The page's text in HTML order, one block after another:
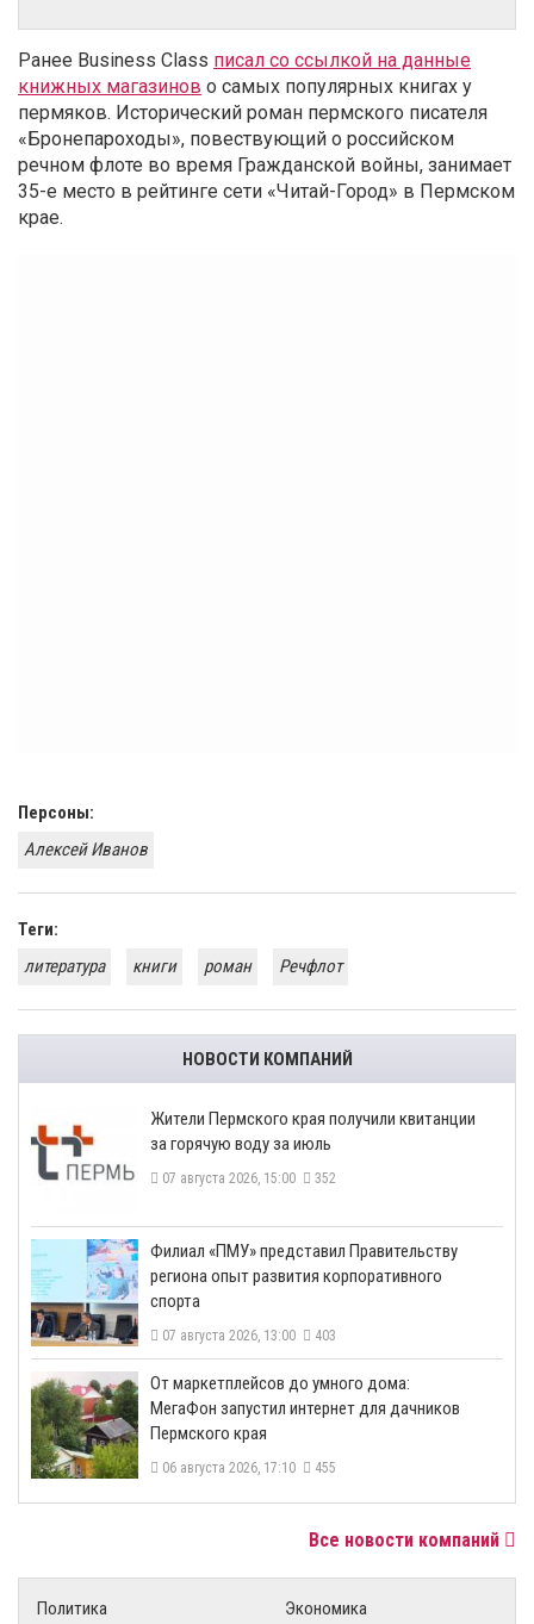
Ранее Business Class писал со ссылкой на данные
книжных магазинов о самых популярных книгах у
пермяков. Исторический роман пермского писателя
«Бронепароходы», повествующий о российском
речном флоте во время Гражданской войны, занимает
35-е место в рейтинге сети «Читай-Город» в Пермском
крае.
Персоны:
Алексей Иванов
Теги:
литература
книги роман Речфлот
НОВОСТИ КОМПАНИЙ
​Жители Пермского края получили квитанции
за горячую воду за июль
07 августа 2026, 15:00 352
​Филиал «ПМУ» представил Правительству
региона опыт развития корпоративного
спорта
07 августа 2026, 13:00 403
От маркетплейсов до умного дома:
МегаФон запустил интернет для дачников
Пермского края
06 августа 2026, 17:10 455
Все новости компаний
Политика
Экономика